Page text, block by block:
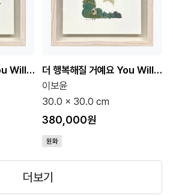
더 행복해질 거예요 You Will Be Happier 6호 (원화)
더 행복해질 거예요 You Will Be Happier 6호 (원화)
이보윤
30.0 x 30.0 cm
380,000원
원화
더보기